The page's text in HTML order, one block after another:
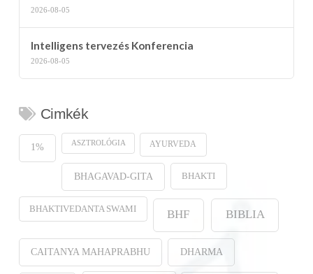
2026-08-05
Intelligens tervezés Konferencia
2026-08-05
Cimkék
1% ASZTROLÓGIA AYURVEDA
BHAGAVAD-GITA BHAKTI
BHAKTIVEDANTA SWAMI BHF BIBLIA
CAITANYA MAHAPRABHU DHARMA